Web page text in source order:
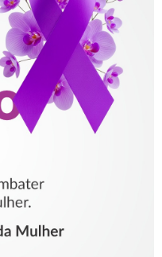
ACOLHER,
A
A